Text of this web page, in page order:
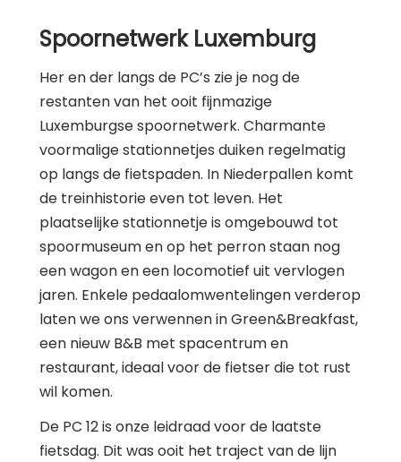
Spoornetwerk Luxemburg
Her en der langs de PC’s zie je nog de
restanten van het ooit fijnmazige
Luxemburgse spoornetwerk. Charmante
voormalige stationnetjes duiken regelmatig
op langs de fietspaden. In Niederpallen komt
de treinhistorie even tot leven. Het
plaatselijke stationnetje is omgebouwd tot
spoormuseum en op het perron staan nog
een wagon en een locomotief uit vervlogen
jaren. Enkele pedaalomwentelingen verderop
laten we ons verwennen in Green&Breakfast,
een nieuw B&B met spacentrum en
restaurant, ideaal voor de fietser die tot rust
wil komen.
De PC 12 is onze leidraad voor de laatste
fietsdag. Dit was ooit het traject van de lijn